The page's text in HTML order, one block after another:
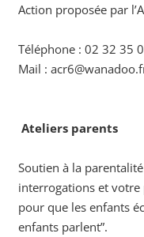
Action proposée par
Téléphone : 02 32 35
Mail :
Ateliers parents
Soutien à la
interrogations et votre
pour que les enfants
enfants parlent”.